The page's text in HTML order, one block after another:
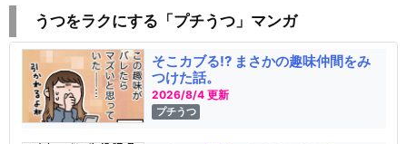
うつをラクにする「プチうつ」マンガ
そこカブる!? まさかの趣味仲間をみ
つけた話。
2026/8/4 更新
プチうつ